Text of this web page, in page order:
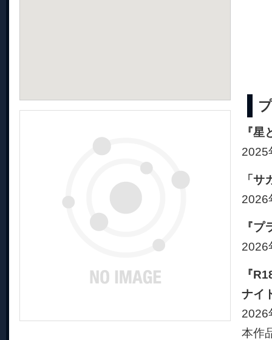
『
2025
「
2026
『
2026
『
ナイ
2026
本作